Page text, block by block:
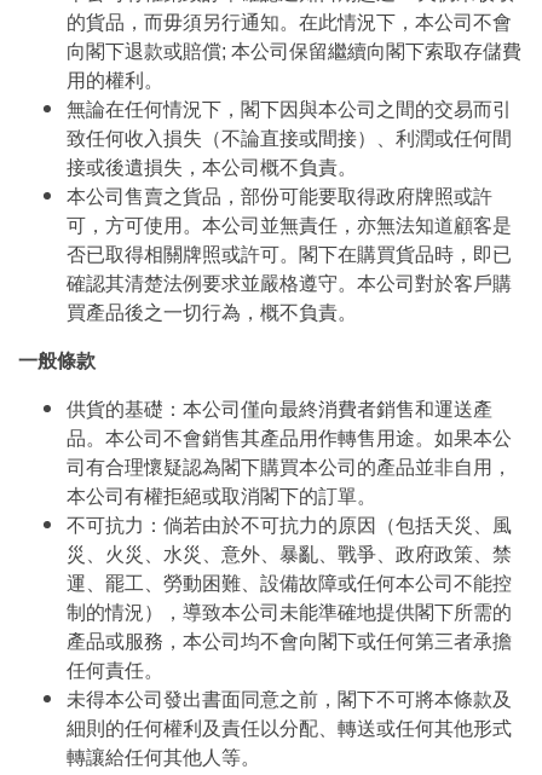
的貨品，而毋須另行通知。在此情況下，本公司不會
向閣下退款或賠償; 本公司保留繼續向閣下索取存儲費
用的權利。
無論在任何情況下，閣下因與本公司之間的交易而引
致任何收入損失（不論直接或間接）、利潤或任何間
接或後遺損失，本公司概不負責。
本公司售賣之貨品，部份可能要取得政府牌照或許
可，方可使用。本公司並無責任，亦無法知道顧客是
否已取得相關牌照或許可。閣下在購買貨品時，即已
確認其清楚法例要求並嚴格遵守。本公司對於客戶購
買產品後之一切行為，概不負責。
一般條款
供貨的基礎：本公司僅向最終消費者銷售和運送產
品。本公司不會銷售其產品用作轉售用途。如果本公
司有合理懷疑認為閣下購買本公司的產品並非自用，
本公司有權拒絕或取消閣下的訂單。
不可抗力：倘若由於不可抗力的原因（包括天災、風
災、火災、水災、意外、暴亂、戰爭、政府政策、禁
運、罷工、勞動困難、設備故障或任何本公司不能控
制的情況），導致本公司未能準確地提供閣下所需的
產品或服務，本公司均不會向閣下或任何第三者承擔
任何責任。
未得本公司發出書面同意之前，閣下不可將本條款及
細則的任何權利及責任以分配、轉送或任何其他形式
轉讓給任何其他人等。